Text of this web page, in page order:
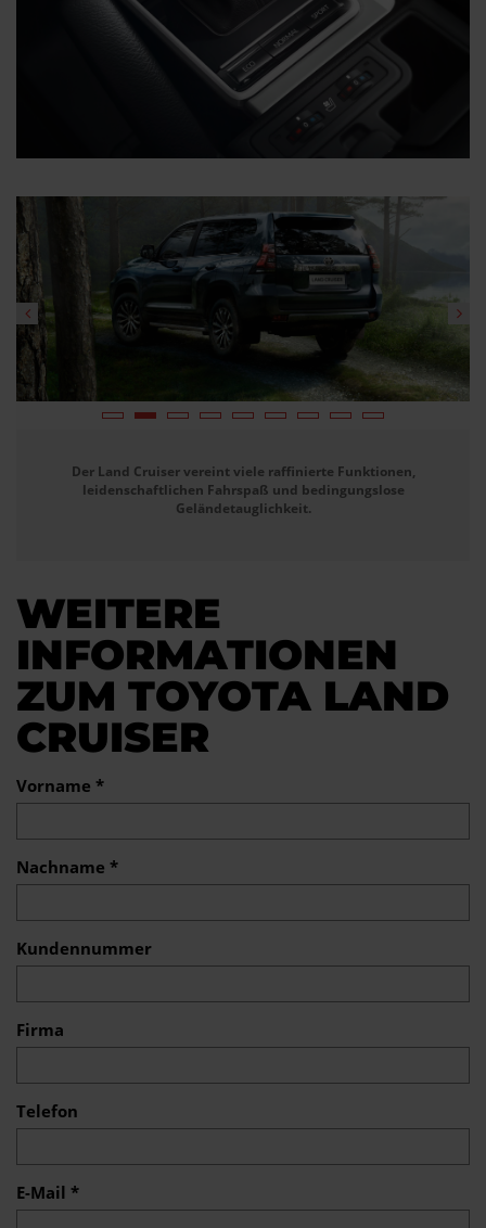
Der Land Cruiser vereint viele raffinierte Funktionen,
leidenschaftlichen Fahrspaß und bedingungslose
Geländetauglichkeit.
WEITERE
INFORMATIONEN
ZUM TOYOTA LAND
CRUISER
Vorname *
Nachname *
Kundennummer
Firma
Telefon
E-Mail *